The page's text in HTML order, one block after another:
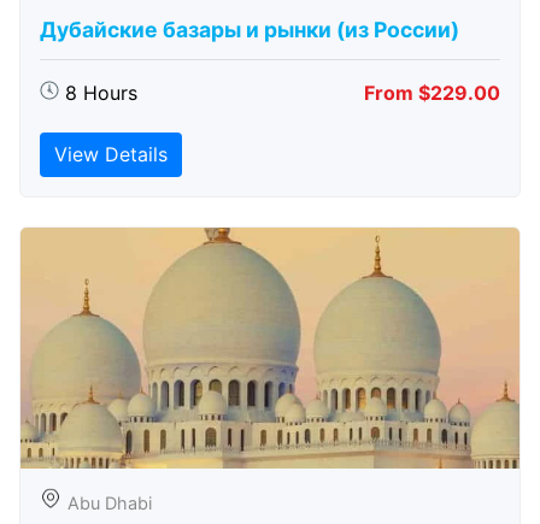
Дубайские базары и рынки (из России)
8 Hours From $229.00
View Details
Abu Dhabi